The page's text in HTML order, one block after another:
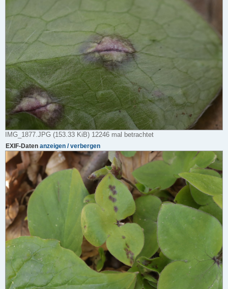
IMG_1877.JPG (153.33 KiB) 12246 mal betrachtet
EXIF-Daten anzeigen / verbergen